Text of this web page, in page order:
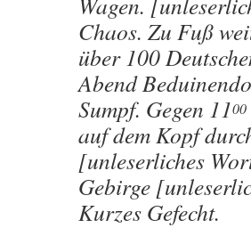
Chaos. Zu Fuß
über 100
Abend
Sumpf. Gegen 1100
auf dem Kopf
[unleserliches
Gebirge
Kurzes Gefecht.